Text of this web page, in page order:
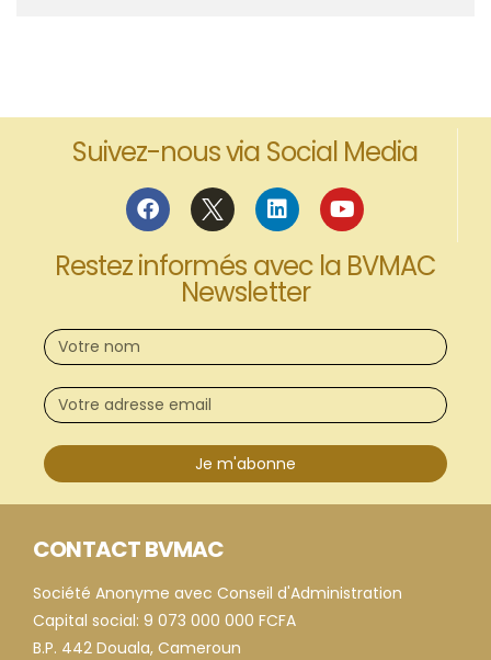
Suivez-nous via Social Media
Restez informés avec la BVMAC
Newsletter
Je m'abonne
CONTACT BVMAC
Société Anonyme avec Conseil d'Administration
Capital social: 9 073 000 000 FCFA
B.P. 442 Douala, Cameroun